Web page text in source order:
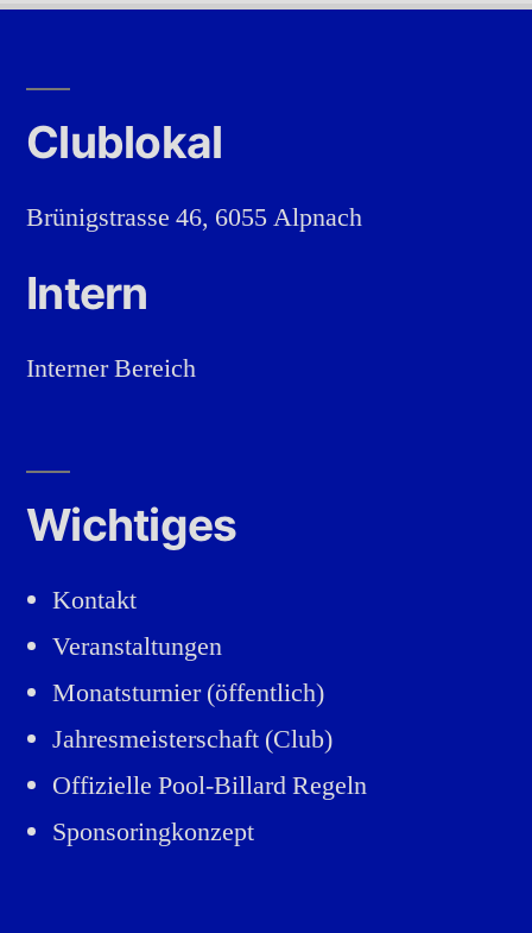
Clublokal
Brünigstrasse 46, 6055 Alpnach
Intern
Interner Bereich
Wichtiges
Kontakt
Veranstaltungen
Monatsturnier (öffentlich)
Jahresmeisterschaft (Club)
Offizielle Pool-Billard Regeln
Sponsoringkonzept